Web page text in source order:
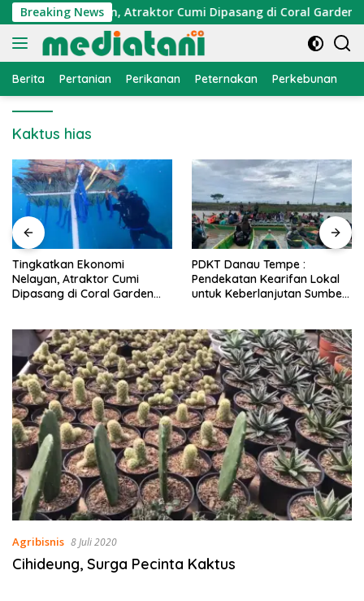
Langsung
ke
konten
Breaking News
Nelayan, Atraktor Cumi Dipasang di Coral Garden
Berita Pertanian Perikanan Peternakan Perkebunan
Kaktus hias
PDKT Danau Tempe :
Pendekatan Kearifan Lokal
untuk Keberlanjutan Sumber
Cara Mengatasi Penyakit
PMK pada Sapi Perah Secara
Alami dan Medis
Agribisnis 8 Juli 2020
Cihideung, Surga Pecinta Kaktus